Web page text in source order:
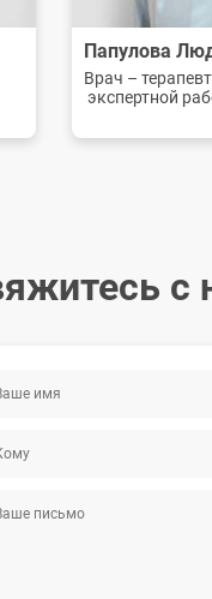
Папулова
Врач –
экспертной
Черленок
с